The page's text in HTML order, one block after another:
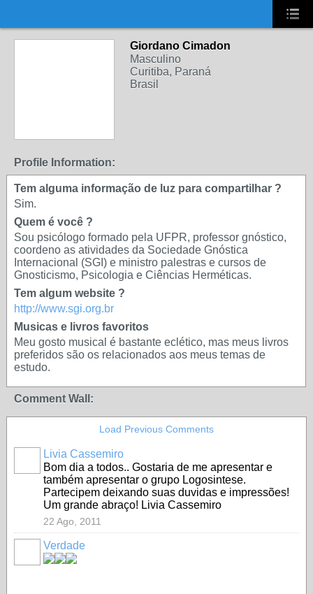
Giordano Cimadon
Masculino
Curitiba, Paraná
Brasil
Profile Information:
Tem alguma informação de luz para compartilhar ?
Sim.
Quem é você ?
Sou psicólogo formado pela UFPR, professor gnóstico,
coordeno as atividades da Sociedade Gnóstica
Internacional (SGI) e ministro palestras e cursos de
Gnosticismo, Psicologia e Ciências Herméticas.
Tem algum website ?
http://www.sgi.org.br
Musicas e livros favoritos
Meu gosto musical é bastante eclético, mas meus livros
preferidos são os relacionados aos meus temas de
estudo.
Comment Wall:
Load Previous Comments
Livia Cassemiro
Bom dia a todos.. Gostaria de me apresentar e
também apresentar o grupo Logosintese.
Partecipem deixando suas duvidas e impressões!
Um grande abraço! Livia Cassemiro
22 Ago, 2011
Verdade